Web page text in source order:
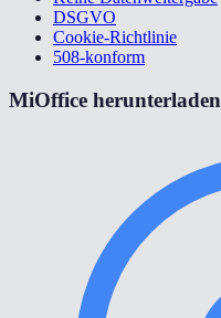
DSGVO
Cookie-Richtlinie
508-konform
MiOffice herunterladen